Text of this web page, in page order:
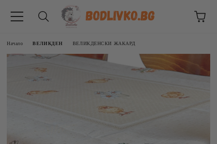
Начало ВЕЛИКДЕН ВЕЛИКДЕНСКИ ЖАКАРД